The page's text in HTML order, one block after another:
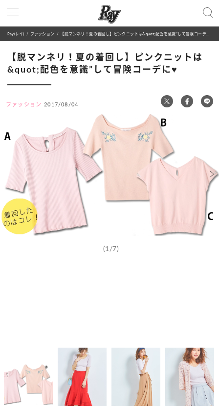
Ray(レイ) ファッション 【脱マンネリ！夏の着回し】ピンクニットは&quot;配色を意識”して冒険コーデに♥
【脱マンネリ！夏の着回し】ピンクニットは
&quot;配色を意識”して冒険コーデに♥
ファッション 2017/08/04
(1/7)